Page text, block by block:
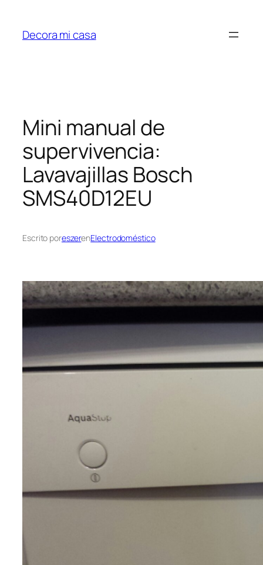
contenido
Decora mi casa
Mini manual de
supervivencia:
Lavavajillas Bosch
SMS40D12EU
Escrito poreszerenElectrodoméstico